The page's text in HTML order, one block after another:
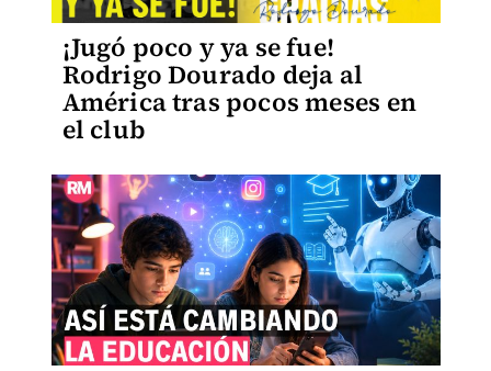
¡Jugó poco y ya se fue!
Rodrigo Dourado deja al
América tras pocos meses en
el club